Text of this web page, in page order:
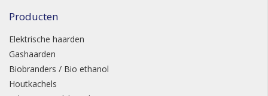
Producten
Elektrische haarden
Gashaarden
Biobranders / Bio ethanol
Houtkachels